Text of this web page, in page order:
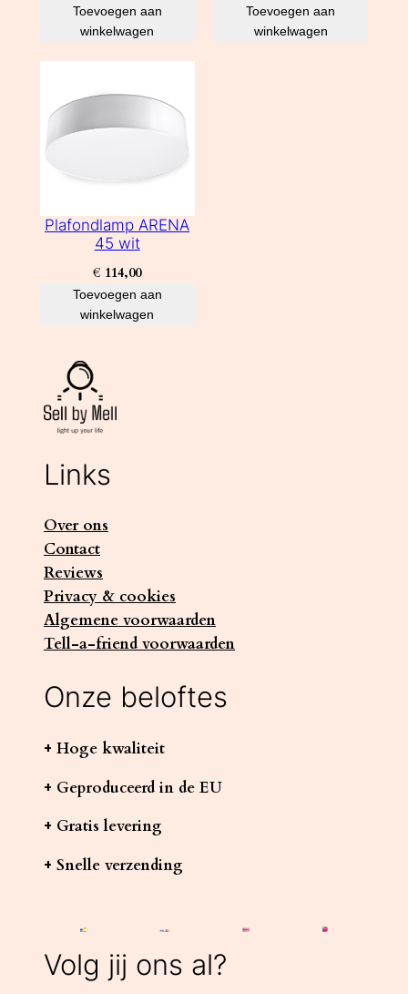
Toevoegen aan
winkelwagen
Toevoegen aan
winkelwagen
Plafondlamp ARENA
45 wit
€ 114,00
Toevoegen aan
winkelwagen
Links
Over ons
Contact
Reviews
Privacy & cookies
Algemene voorwaarden
Tell-a-friend voorwaarden
Onze beloftes
+ Hoge kwaliteit
+ Geproduceerd in de EU
+ Gratis levering
+ Snelle verzending
Volg jij ons al?